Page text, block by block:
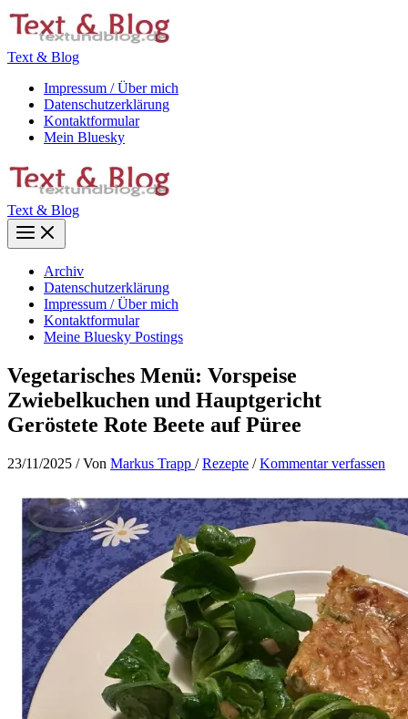
Zum
Inhalt
Text & Blog
Impressum / Über mich
Datenschutzerklärung
Kontaktformular
Mein Bluesky
Text & Blog
Main
Menu
Archiv
Datenschutzerklärung
Impressum / Über mich
Kontaktformular
Meine Bluesky Postings
Vegetarisches Menü: Vorspeise
Zwiebelkuchen und Hauptgericht
Geröstete Rote Beete auf Püree
23/11/2025 / Von Markus Trapp /Rezepte /Kommentar verfassen